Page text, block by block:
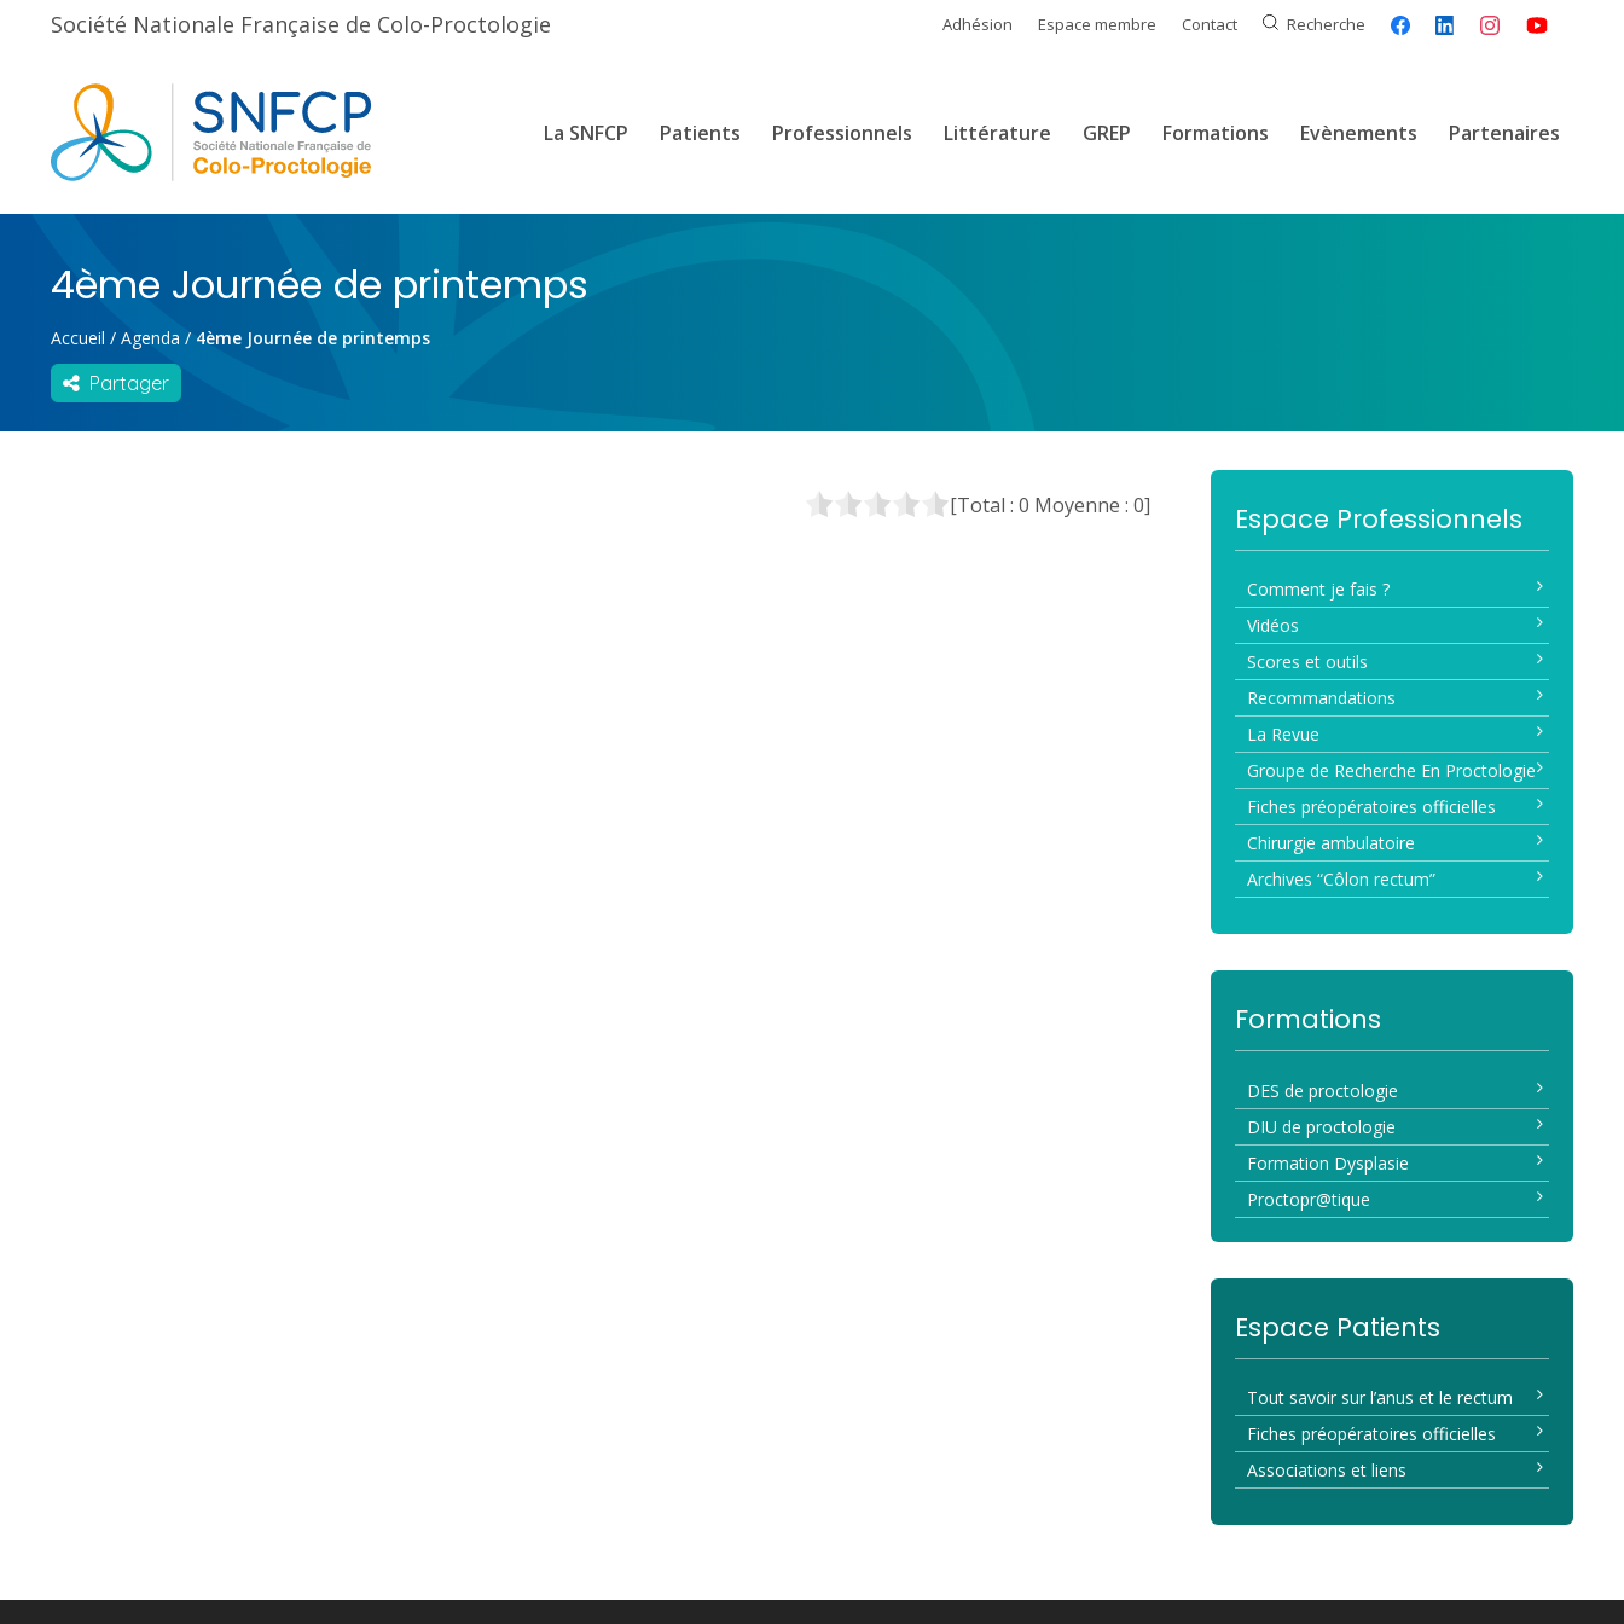
Société Nationale Française de Colo-Proctologie Adhésion Espace membre Contact Recherche
La SNFCP Patients Professionnels Littérature GREP Formations Evènements Partenaires
4ème Journée de printemps
Accueil / Agenda / 4ème Journée de printemps
Partager
[Total :0 Moyenne :0] Espace Professionnels
Comment je fais ?
Vidéos
Scores et outils
Recommandations
La Revue
Groupe de Recherche En Proctologie
Fiches préopératoires officielles
Chirurgie ambulatoire
Archives “Côlon rectum”
Formations
DES de proctologie
DIU de proctologie
Formation Dysplasie
Proctopr@tique
Espace Patients
Tout savoir sur l’anus et le rectum
Fiches préopératoires officielles
Associations et liens